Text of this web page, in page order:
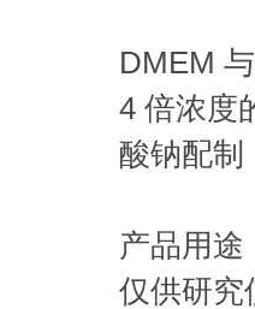
DMEM
4 倍浓度
酸钠配制
产品用途
仅供研究